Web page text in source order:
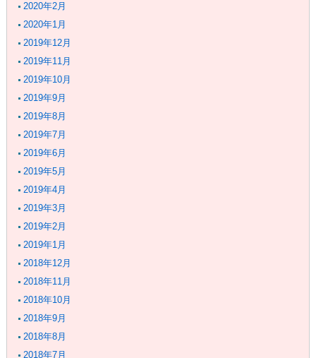
2020年2月
2020年1月
2019年12月
2019年11月
2019年10月
2019年9月
2019年8月
2019年7月
2019年6月
2019年5月
2019年4月
2019年3月
2019年2月
2019年1月
2018年12月
2018年11月
2018年10月
2018年9月
2018年8月
2018年7月